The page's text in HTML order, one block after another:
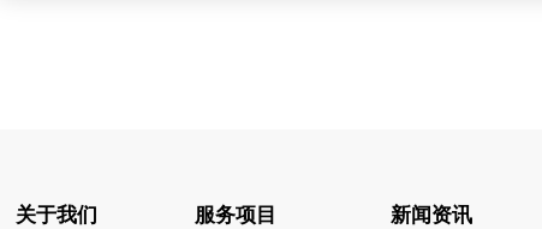
关于我们 服务项目 新闻资讯